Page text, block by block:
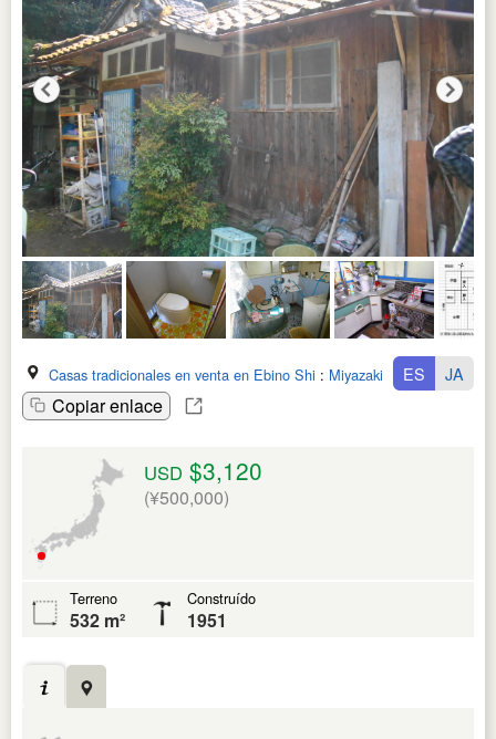
Casas tradicionales en venta en Ebino Shi : Miyazaki Ken
Copiar enlace
ES JA
USD $3,120
(¥500,000)
Terreno
532 m²
Construído
1951